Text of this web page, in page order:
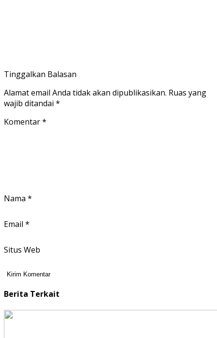
Tinggalkan Balasan
Alamat email Anda tidak akan dipublikasikan. Ruas yang
wajib ditandai *
Komentar*
Nama *
Email *
Situs Web
Berita Terkait